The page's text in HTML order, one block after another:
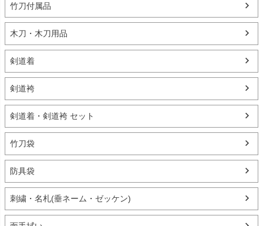
竹刀付属品
木刀・木刀用品
剣道着
剣道袴
剣道着・剣道袴 セット
竹刀袋
防具袋
刺繍・名札(垂ネーム・ゼッケン)